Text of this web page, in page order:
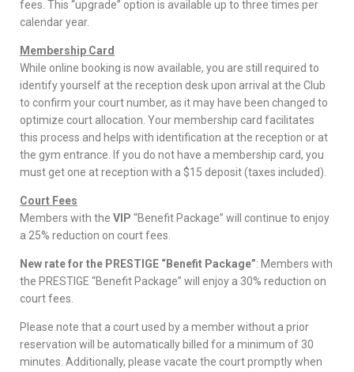
fees. This “upgrade” option is available up to three times per
calendar year.
Membership Card
While online booking is now available, you are still required to
identify yourself at the reception desk upon arrival at the Club
to confirm your court number, as it may have been changed to
optimize court allocation. Your membership card facilitates
this process and helps with identification at the reception or at
the gym entrance. If you do not have a membership card, you
must get one at reception with a $15 deposit (taxes included).
Court Fees
Members with the VIP “Benefit Package” will continue to enjoy
a 25% reduction on court fees.
New rate for the PRESTIGE “Benefit Package”: Members with
the PRESTIGE “Benefit Package” will enjoy a 30% reduction on
court fees.
Please note that a court used by a member without a prior
reservation will be automatically billed for a minimum of 30
minutes. Additionally, please vacate the court promptly when